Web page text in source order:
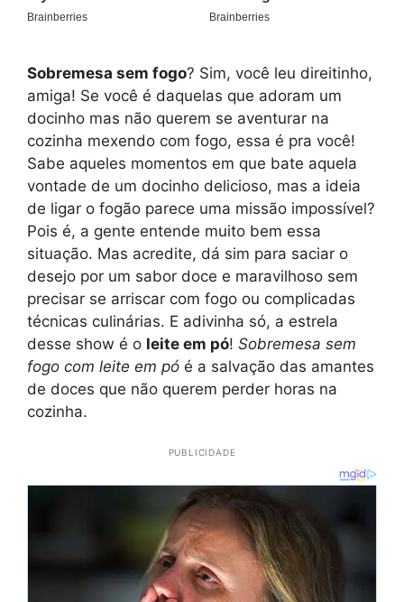
Sobremesa sem fogo? Sim, você leu direitinho,
amiga! Se você é daquelas que adoram um
docinho mas não querem se aventurar na
cozinha mexendo com fogo, essa é pra você!
Sabe aqueles momentos em que bate aquela
vontade de um docinho delicioso, mas a ideia
de ligar o fogão parece uma missão impossível?
Pois é, a gente entende muito bem essa
situação. Mas acredite, dá sim para saciar o
desejo por um sabor doce e maravilhoso sem
precisar se arriscar com fogo ou complicadas
técnicas culinárias. E adivinha só, a estrela
desse show é o leite em pó! Sobremesa sem
fogo com leite em pó é a salvação das amantes
de doces que não querem perder horas na
cozinha.
PUBLICIDADE